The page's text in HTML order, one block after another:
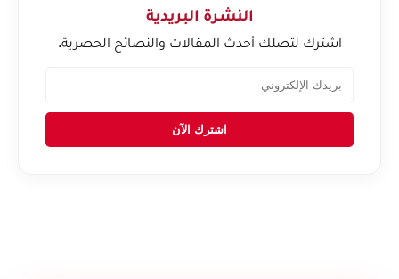
النشرة البريدية
اشترك لتصلك أحدث المقالات والنصائح الحصرية.
اشترك الآن